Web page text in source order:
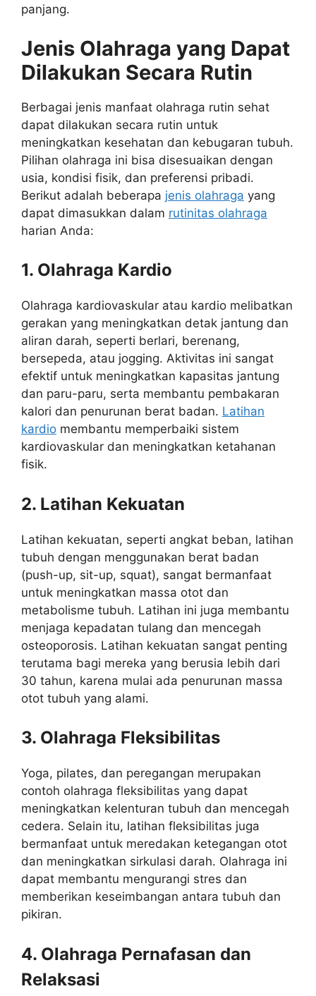
panjang.
Jenis Olahraga yang Dapat
Dilakukan Secara Rutin
Berbagai jenis manfaat olahraga rutin sehat
dapat dilakukan secara rutin untuk
meningkatkan kesehatan dan kebugaran tubuh.
Pilihan olahraga ini bisa disesuaikan dengan
usia, kondisi fisik, dan preferensi pribadi.
Berikut adalah beberapa jenis olahraga yang
dapat dimasukkan dalam rutinitas olahraga
harian Anda:
1. Olahraga Kardio
Olahraga kardiovaskular atau kardio melibatkan
gerakan yang meningkatkan detak jantung dan
aliran darah, seperti berlari, berenang,
bersepeda, atau jogging. Aktivitas ini sangat
efektif untuk meningkatkan kapasitas jantung
dan paru-paru, serta membantu pembakaran
kalori dan penurunan berat badan. Latihan
kardio membantu memperbaiki sistem
kardiovaskular dan meningkatkan ketahanan
fisik.
2. Latihan Kekuatan
Latihan kekuatan, seperti angkat beban, latihan
tubuh dengan menggunakan berat badan
(push-up, sit-up, squat), sangat bermanfaat
untuk meningkatkan massa otot dan
metabolisme tubuh. Latihan ini juga membantu
menjaga kepadatan tulang dan mencegah
osteoporosis. Latihan kekuatan sangat penting
terutama bagi mereka yang berusia lebih dari
30 tahun, karena mulai ada penurunan massa
otot tubuh yang alami.
3. Olahraga Fleksibilitas
Yoga, pilates, dan peregangan merupakan
contoh olahraga fleksibilitas yang dapat
meningkatkan kelenturan tubuh dan mencegah
cedera. Selain itu, latihan fleksibilitas juga
bermanfaat untuk meredakan ketegangan otot
dan meningkatkan sirkulasi darah. Olahraga ini
dapat membantu mengurangi stres dan
memberikan keseimbangan antara tubuh dan
pikiran.
4. Olahraga Pernafasan dan
Relaksasi